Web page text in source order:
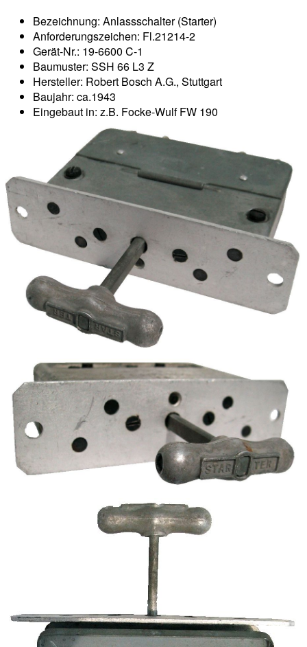
Bezeichnung: Anlassschalter (Starter)
Anforderungszeichen: Fl.21214-2
Gerät-Nr.: 19-6600 C-1
Baumuster: SSH 66 L3 Z
Hersteller: Robert Bosch A.G., Stuttgart
Baujahr: ca.1943
Eingebaut in: z.B. Focke-Wulf FW 190